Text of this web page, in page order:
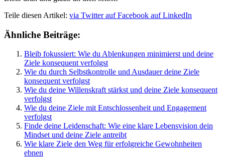
Teile diesen Artikel: via Twitter auf Facebook auf LinkedIn
Ähnliche Beiträge:
Bleib fokussiert: Wie du Ablenkungen minimierst und deine
Ziele konsequent verfolgst
Wie du durch Selbstkontrolle und Ausdauer deine Ziele
konsequent verfolgst
Wie du deine Willenskraft stärkst und deine Ziele konsequent
verfolgst
Wie du deine Ziele mit Entschlossenheit und Engagement
verfolgst
Finde deine Leidenschaft: Wie eine klare Lebensvision dein
Mindset und deine Ziele antreibt
Wie klare Ziele den Weg für erfolgreiche Gewohnheiten
ebnen